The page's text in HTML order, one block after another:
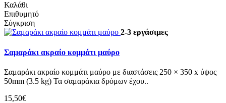
Καλάθι
Επιθυμητό
Σύγκριση
2-3 εργάσιμες
Σαμαράκι ακραίο κομμάτι μαύρο
Σαμαράκι ακραίο κομμάτι μαύρο με διαστάσεις 250 × 350 x ύψoς
50mm (3.5 kg) Τα σαμαράκια δρόμων έχου..
15,50€